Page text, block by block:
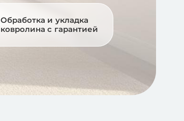
Обработка и укладка
ковролина с гарантией